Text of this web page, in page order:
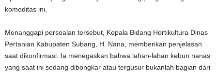
komoditas ini.
Menanggapi persoalan tersebut, Kepala Bidang Hortikultura Dinas
Pertanian Kabupaten Subang, H. Nana, memberikan penjelasan
saat dikonfirmasi. Ia menegaskan bahwa lahan-lahan kebun nanas
yang saat ini sedang dibongkar atau tergusur bukanlah bagian dari